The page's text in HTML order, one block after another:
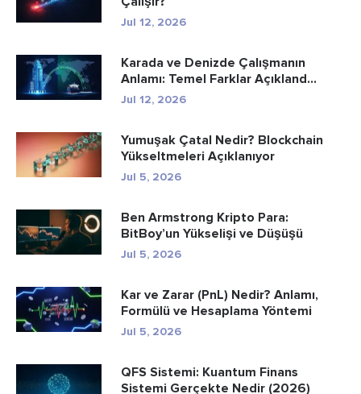
Jul 12, 2026
Karada ve Denizde Çalışmanın
Anlamı: Temel Farklar Açıkland...
Jul 12, 2026
Yumuşak Çatal Nedir? Blockchain
Yükseltmeleri Açıklanıyor
Jul 5, 2026
Ben Armstrong Kripto Para:
BitBoy’un Yükselişi ve Düşüşü
Jul 5, 2026
Kar ve Zarar (PnL) Nedir? Anlamı,
Formülü ve Hesaplama Yöntemi
Jul 5, 2026
QFS Sistemi: Kuantum Finans
Sistemi Gerçekte Nedir (2026)